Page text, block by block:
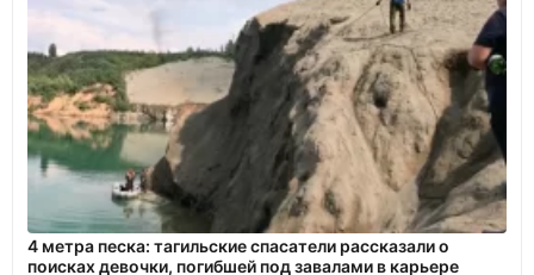
4 метра песка: тагильские спасатели рассказали о
поисках девочки, погибшей под завалами в карьере